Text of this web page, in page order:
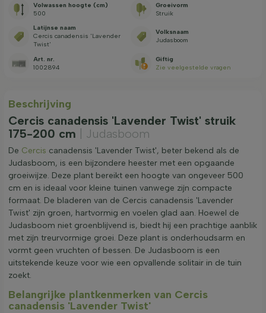
Volwassen hoogte (cm)
500
Groeivorm
Struik
Latijnse naam
Cercis canadensis 'Lavender
Twist'
Volksnaam
Judasboom
Art. nr.
1002894
Giftig
Zie veelgestelde vragen
Beschrijving
Cercis canadensis 'Lavender Twist' struik
175-200 cm
| Judasboom
De Cercis canadensis 'Lavender Twist', beter bekend als de
Judasboom, is een bijzondere heester met een opgaande
groeiwijze. Deze plant bereikt een hoogte van ongeveer 500
cm en is ideaal voor kleine tuinen vanwege zijn compacte
formaat. De bladeren van de Cercis canadensis 'Lavender
Twist' zijn groen, hartvormig en voelen glad aan. Hoewel de
Judasboom niet groenblijvend is, biedt hij een prachtige aanblik
met zijn treurvormige groei. Deze plant is onderhoudsarm en
vormt geen vruchten of bessen. De Judasboom is een
uitstekende keuze voor wie een opvallende solitair in de tuin
zoekt.
Belangrijke plantkenmerken van Cercis
canadensis 'Lavender Twist'